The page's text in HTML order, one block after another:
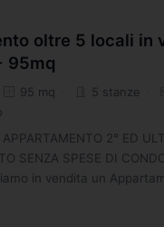
oltre 5 locali in
95mq
95 mq 5 stanze
2° ED
SENZA SPESE DI
in vendita un